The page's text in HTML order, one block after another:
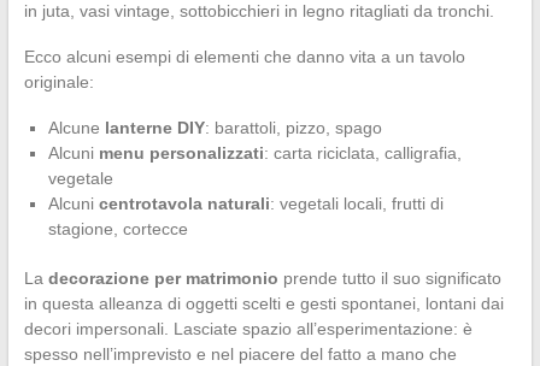
in juta, vasi vintage, sottobicchieri in legno ritagliati da tronchi.
Ecco alcuni esempi di elementi che danno vita a un tavolo
originale:
Alcune lanterne DIY: barattoli, pizzo, spago
Alcuni menu personalizzati: carta riciclata, calligrafia,
vegetale
Alcuni centrotavola naturali: vegetali locali, frutti di
stagione, cortecce
La decorazione per matrimonio prende tutto il suo significato
in questa alleanza di oggetti scelti e gesti spontanei, lontani dai
decori impersonali. Lasciate spazio all’esperimentazione: è
spesso nell’imprevisto e nel piacere del fatto a mano che